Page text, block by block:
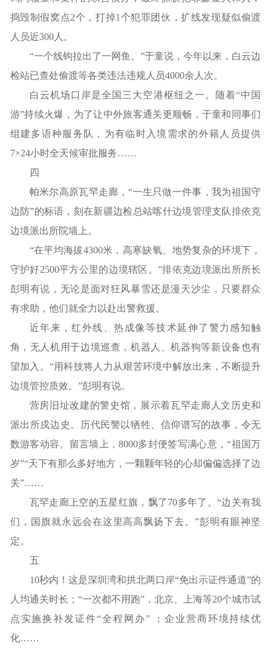
捣毁制假窝点2个，打掉1个犯罪团伙，扩线发现疑似偷渡
人员近300人。
“一个线钩拉出了一网鱼。”于童说，今年以来，白云边
检站已查处偷渡等各类违法违规人员4000余人次。
白云机场口岸是全国三大空港枢纽之一。随着“中国
游”持续火爆，为了让中外旅客通关更顺畅，于童和同事们
组建多语种服务队，为有临时入境需求的外籍人员提供
7×24小时全天候审批服务……
四
帕米尔高原瓦罕走廊，“一生只做一件事，我为祖国守
边防”的标语，刻在新疆边检总站喀什边境管理支队排依克
边境派出所院墙上。
“在平均海拔4300米，高寒缺氧、地势复杂的环境下，
守护好2500平方公里的边境辖区。”排依克边境派出所所长
彭明有说，无论是面对狂风暴雪还是漫天沙尘，只要群众
有求助，他们就全力以赴出警救援。
近年来，红外线、热成像等技术延伸了警力感知触
角，无人机用于边境巡查，机器人、机器狗等新设备也有
望加入。“用科技将人力从艰苦环境中解放出来，不断提升
边境管控质效。”彭明有说。
营房旧址改建的警史馆，展示着瓦罕走廊人文历史和
派出所戍边史。历代民警以牺牲、信仰谱写的故事，令无
数游客动容。留言墙上，8000多封便签写满心意，“祖国万
岁”“天下有那么多好地方，一颗颗年轻的心却偏偏选择了边
关”……
瓦罕走廊上空的五星红旗，飘了70多年了。“边关有我
们，国旗就永远会在这里高高飘扬下去。”彭明有眼神坚
定。
五
10秒内！这是深圳湾和拱北两口岸“免出示证件通道”的
人均通关时长；“一次都不用跑”，北京、上海等20个城市试
点实施换补发证件“全程网办” ；企业营商环境持续优
化……